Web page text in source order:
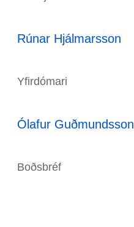
Rúnar Hjálmarsson
Yfirdómari
Ólafur Guðmundsson
Boðsbréf